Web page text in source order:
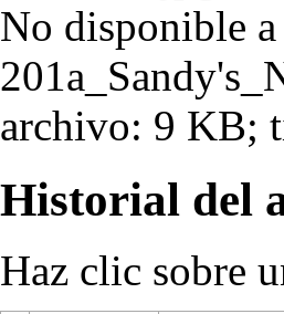
No disponible
archivo: 9 KB;
Historial del
Haz clic sobre